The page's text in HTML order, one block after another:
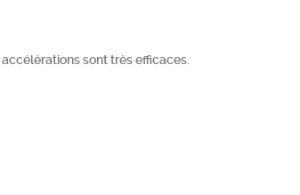
sont très efficaces.